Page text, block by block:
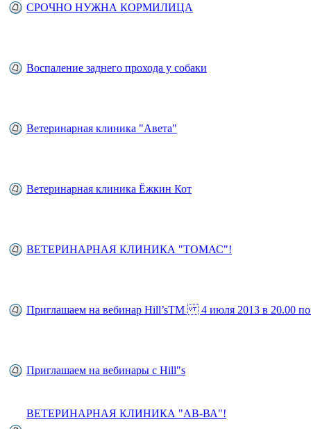
СРОЧНО НУЖНА КОРМИЛИЦА
Воспаление заднего прохода у собаки
Ветеринарная клиника "Авета"
Ветеринарная клиника Ёжкин Кот
ВЕТЕРИНАРНАЯ КЛИНИКА "ТОМАС"!
Приглашаем на вебинар Hill’sТМ 4 июля 2013 в 20.00
Приглашаем на вебинары с Hill"s
ВЕТЕРИНАРНАЯ КЛИНИКА "АВ-ВА"!